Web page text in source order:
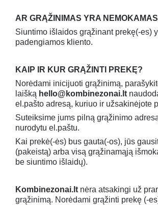
AR GRĄŽINIMAS YRA
Siuntimo išlaidos grąžinant prekę(-es)
padengiamos kliento.
KAIP IR KUR GRĄŽINTI PREKĘ?
Norėdami inicijuoti grąžinimą,
laišką hello@kombinezonai.lt
el.pašto adresą, kuriuo ir užsakinėjote
Suteiksime jums pilną grąžinimo
nurodytu el.paštu.
Kai prekė(-ės) bus gauta(-os), jūs
(pakeistą) arba visą grąžinamąją
be siuntimo išlaidų).
Kombinezonai.lt nėra atsakingi už
grąžinimą. Norėdami grąžinti prekę (-